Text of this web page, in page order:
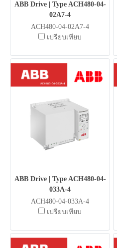
ABB Drive | Type ACH480-04-
02A7-4
ACH480-04-02A7-4
เปรียบเทียบ
ABB Drive | Type ACH480-04-
033A-4
ACH480-04-033A-4
เปรียบเทียบ